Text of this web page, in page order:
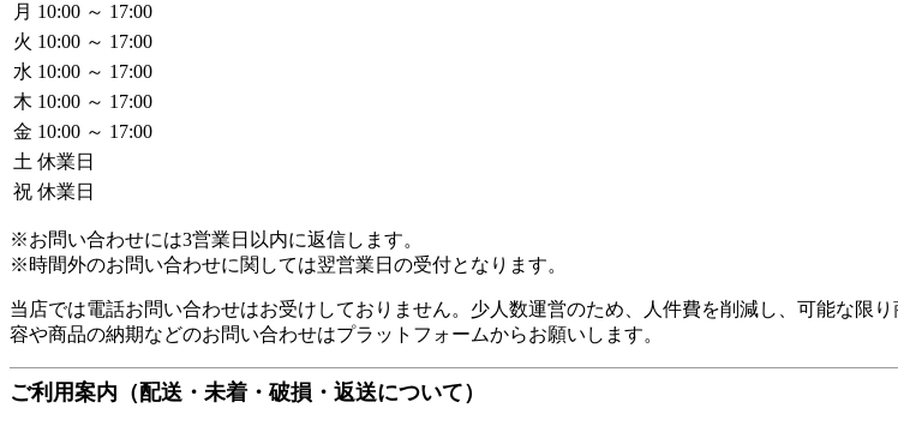
月 10:00 ～ 17:00
火 10:00 ～ 17:00
水 10:00 ～ 17:00
木 10:00 ～ 17:00
金 10:00 ～ 17:00
土 休業日
祝 休業日
※お問い合わせには3営業日以内に返信します。
※時間外のお問い合わせに関しては翌営業日の受付となります。
当店では電話お問い合わせはお受けしておりません。少人数運営のため、人件費を削減し、可能な限
容や商品の納期などのお問い合わせはプラットフォームからお願いします。
ご利用案内（配送・未着・破損・返送について）